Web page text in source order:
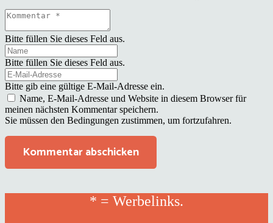
Bitte füllen Sie dieses Feld aus.
Bitte füllen Sie dieses Feld aus.
Bitte gib eine gültige E-Mail-Adresse ein.
Name, E-Mail-Adresse und Website in diesem Browser für
meinen nächsten Kommentar speichern.
Sie müssen den Bedingungen zustimmen, um fortzufahren.
Kommentar abschicken
* = Werbelinks.